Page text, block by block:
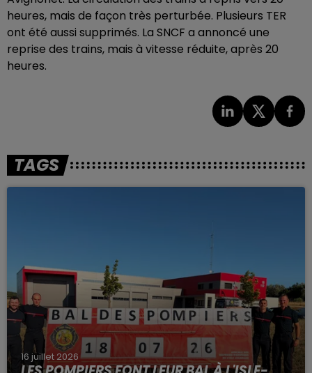
heures, mais de façon très perturbée. Plusieurs TER
ont été aussi supprimés. La SNCF a annoncé une
reprise des trains, mais à vitesse réduite, après 20
heures.
TAGS
16 juillet 2026